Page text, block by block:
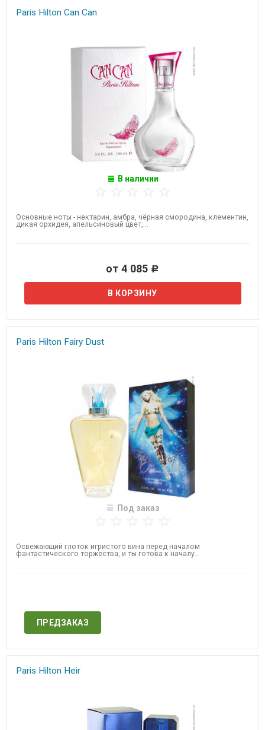
Paris Hilton Can Can
В наличии
Основные ноты - нектарин, амбра, чёрная смородина, клементин,
дикая орхидея, апельсиновый цвет,...
от 4 085 Р
Paris Hilton Fairy Dust
Под заказ
Освежающий глоток игристого вина перед началом
фантастического торжества, и ты готова к началу...
ПРЕДЗАКАЗ
Paris Hilton Heir